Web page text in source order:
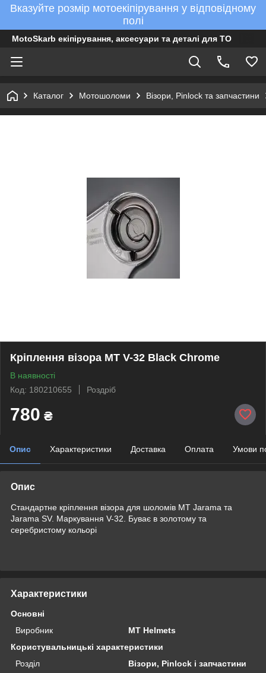
Вказуйте розмір мотоекіпірування у відповідному
полі
MotoSkarb екіпірування, аксесуари та деталі для ТО
Каталог Мотошоломи Візори, Pinlock та запчастини
Кріплення візора MT V-32 Black Chrome
В наявності
Код: 180210655
Роздріб
780 ₴
Опис Характеристики Доставка Оплата Умови
Опис
Стандартне кріплення візора для шоломів MT Jarama та
Jarama SV. Маркування V-32. Буває в золотому та
серебристому кольорі
Характеристики
Основні
Виробник
MT Helmets
Користувальницькі характеристики
Розділ
Візори, Pinlock і запчастини